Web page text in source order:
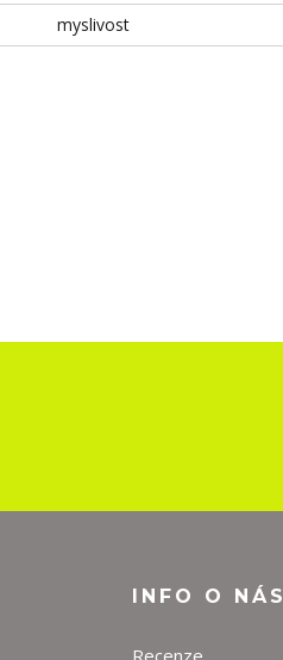
myslivost
INFO O NÁS
Recenze